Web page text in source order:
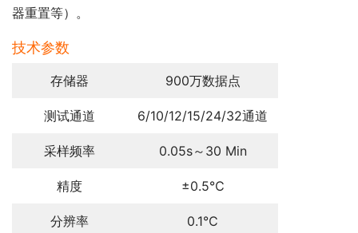
器重置等）。
技术参数
存储器 900万数据点
测试通道 6/10/12/15/24/32通道
采样频率 0.05s～30 Min
精度 ±0.5℃
分辨率 0.1℃